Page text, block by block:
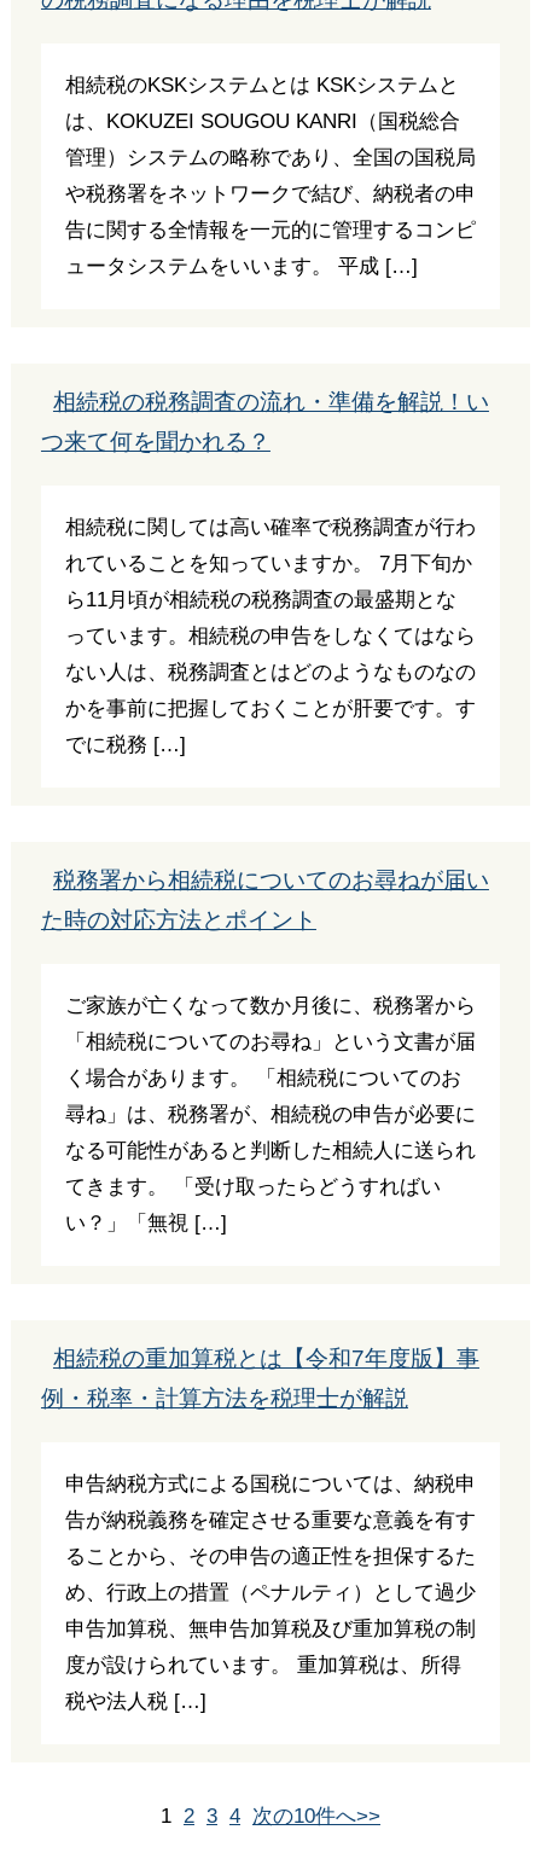
相続税のKSKシステムとは KSKシステムと
は、KOKUZEI SOUGOU KANRI（国税総合
管理）システムの略称であり、全国の国税局
や税務署をネットワークで結び、納税者の申
告に関する全情報を一元的に管理するコンピ
ュータシステムをいいます。 平成 […]
相続税の税務調査の流れ・準備を解説！い
つ来て何を聞かれる？
相続税に関しては高い確率で税務調査が行わ
れていることを知っていますか。 7月下旬か
ら11月頃が相続税の税務調査の最盛期とな
っています。相続税の申告をしなくてはなら
ない人は、税務調査とはどのようなものなの
かを事前に把握しておくことが肝要です。す
でに税務 […]
税務署から相続税についてのお尋ねが届い
た時の対応方法とポイント
ご家族が亡くなって数か月後に、税務署から
「相続税についてのお尋ね」という文書が届
く場合があります。 「相続税についてのお
尋ね」は、税務署が、相続税の申告が必要に
なる可能性があると判断した相続人に送られ
てきます。 「受け取ったらどうすればい
い？」「無視 […]
相続税の重加算税とは【令和7年度版】事
例・税率・計算方法を税理士が解説
申告納税方式による国税については、納税申
告が納税義務を確定させる重要な意義を有す
ることから、その申告の適正性を担保するた
め、行政上の措置（ペナルティ）として過少
申告加算税、無申告加算税及び重加算税の制
度が設けられています。 重加算税は、所得
税や法人税 […]
1 2 3 4 次の10件へ>>